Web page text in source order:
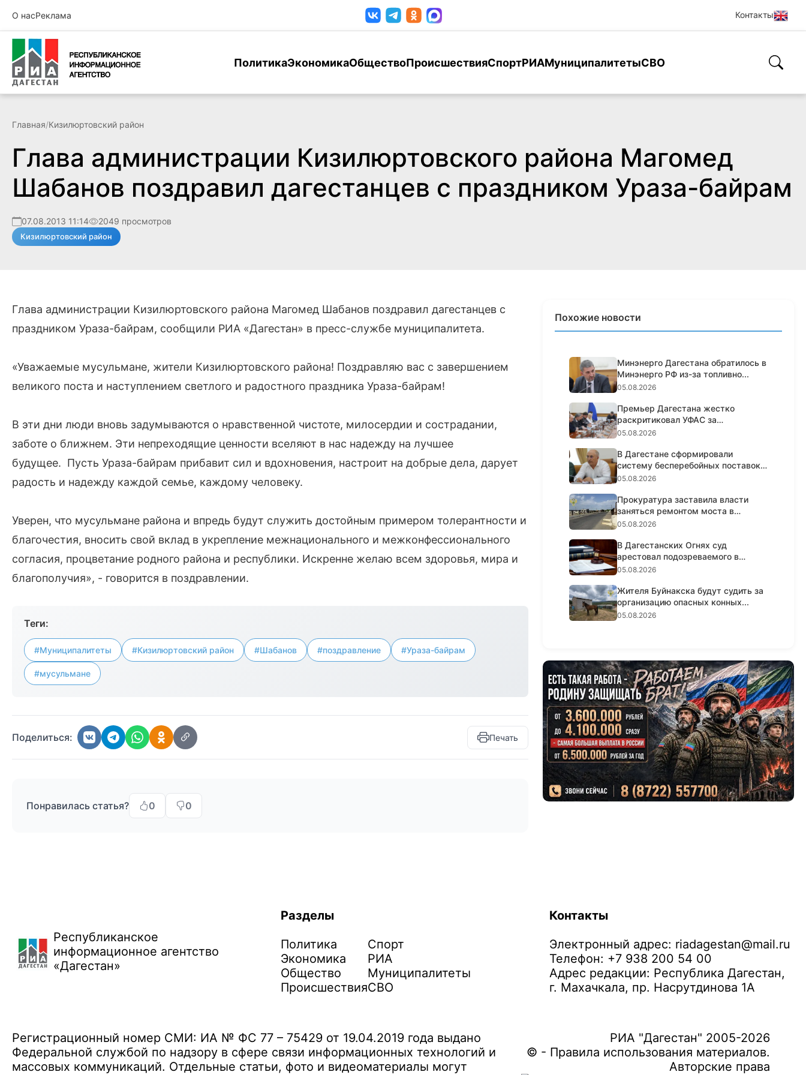
О насРеклама Контакты
ПолитикаЭкономикаОбществоПроисшествияСпортРИАМуниципалитетыСВО
Главная/Кизилюртовский район
Глава администрации Кизилюртовского района Магомед
Шабанов поздравил дагестанцев с праздником Ураза-байрам
07.08.2013 11:14 2049 просмотров
Кизилюртовский район
Глава администрации Кизилюртовского района Магомед Шабанов поздравил дагестанцев с
праздником Ураза-байрам, сообщили РИА «Дагестан» в пресс-службе муниципалитета.
«Уважаемые мусульмане, жители Кизилюртовского района! Поздравляю вас с завершением
великого поста и наступлением светлого и радостного праздника Ураза-байрам!
В эти дни люди вновь задумываются о нравственной чистоте, милосердии и сострадании,
заботе о ближнем. Эти непреходящие ценности вселяют в нас надежду на лучшее
будущее. Пусть Ураза-байрам прибавит сил и вдохновения, настроит на добрые дела, дарует
радость и надежду каждой семье, каждому человеку.
Уверен, что мусульмане района и впредь будут служить достойным примером толерантности и
благочестия, вносить свой вклад в укрепление межнационального и межконфессионального
согласия, процветание родного района и республики. Искренне желаю всем здоровья, мира и
благополучия», - говорится в поздравлении.
Теги:
#Муниципалитеты #Кизилюртовский район #Шабанов #поздравление #Ураза-байрам
#мусульмане
Поделиться: Печать
Понравилась статья? 0 0
Похожие новости
Минэнерго Дагестана обратилось в
Минэнерго РФ из-за топливно...
05.08.2026
Премьер Дагестана жестко
раскритиковал УФАС за
пассивность н...
05.08.2026
В Дагестане сформировали
систему бесперебойных поставок
топл...
05.08.2026
Прокуратура заставила власти
заняться ремонтом моста в
Кизил...
05.08.2026
В Дагестанских Огнях суд
арестовал подозреваемого в
крупном...
05.08.2026
Жителя Буйнакска будут судить за
организацию опасных конных...
05.08.2026
Республиканское
информационное агентство
«Дагестан»
Разделы
Политика
Экономика
Общество
Происшествия
Спорт
РИА
Муниципалитеты
СВО
Контакты
Электронный адрес: riadagestan@mail.ru
Телефон: +7 938 200 54 00
Адрес редакции: Республика Дагестан,
г. Махачкала, пр. Насрутдинова 1А
Регистрационный номер СМИ: ИА № ФС 77 – 75429 от 19.04.2019 года выдано
Федеральной службой по надзору в сфере связи информационных технологий и
массовых коммуникаций. Отдельные статьи, фото и видеоматериалы могут
РИА "Дагестан" 2005-2026
© - Правила использования материалов.
Авторские права